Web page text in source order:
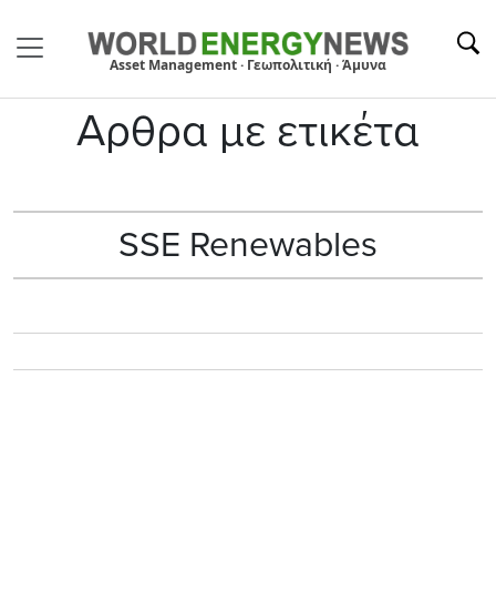
Asset Management · Γεωπολιτική · Άμυνα
Αρθρα με ετικέτα
SSE Renewables